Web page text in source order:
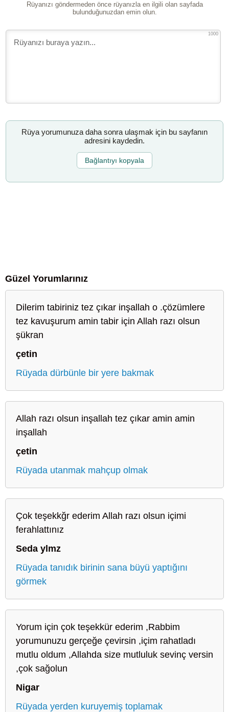
Rüyanızı göndermeden önce rüyanızla en ilgili olan sayfada
bulunduğunuzdan emin olun.
1000
Rüya yorumunuza daha sonra ulaşmak için bu sayfanın
adresini kaydedin.
Bağlantıyı kopyala
Güzel Yorumlarınız
Dilerim tabiriniz tez çıkar inşallah o .çözümlere
tez kavuşurum amin tabir için Allah razı olsun
şükran
çetin
Rüyada dürbünle bir yere bakmak
Allah razı olsun inşallah tez çıkar amin amin
inşallah
çetin
Rüyada utanmak mahçup olmak
Çok teşekkğr ederim Allah razı olsun içimi
ferahlattınız
Seda ylmz
Rüyada tanıdık birinin sana büyü yaptığını
görmek
Yorum için çok teşekkür ederim ,Rabbim
yorumunuzu gerçeğe çevirsin ,içim rahatladı
mutlu oldum ,Allahda size mutluluk sevinç versin
,çok sağolun
Nigar
Rüyada yerden kuruyemiş toplamak